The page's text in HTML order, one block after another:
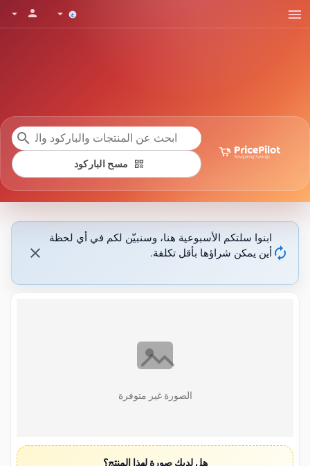
menu
arrow_drop_down
person
arrow_drop_down
search
qr_code مسح الباركود
autorenew
ابنوا سلتكم الأسبوعية هنا، وسنبيّن لكم في أي لحظة
أين يمكن شراؤها بأقل تكلفة.
close
الصورة غير متوفرة
هل لديك صورة لهذا المنتج؟